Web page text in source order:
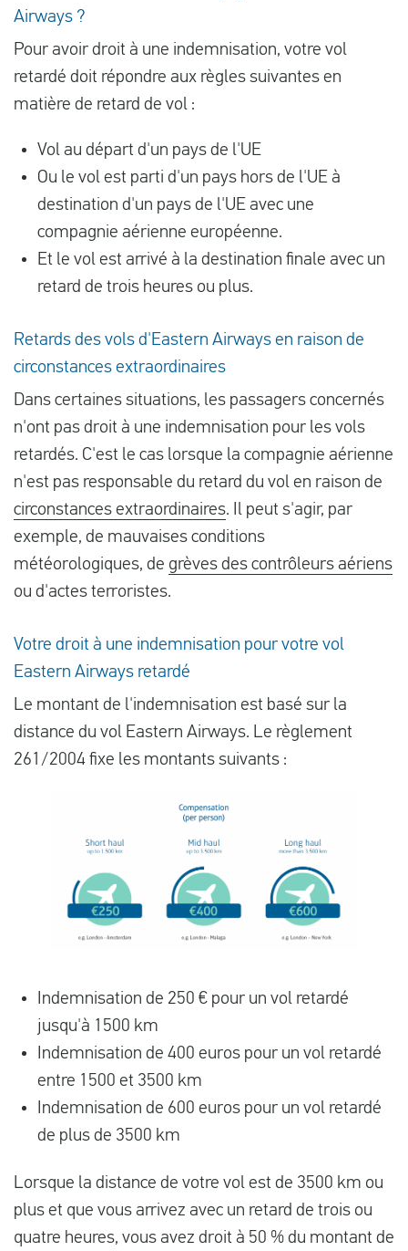
Airways ?
Pour avoir droit à une indemnisation, votre vol
retardé doit répondre aux règles suivantes en
matière de retard de vol :
Vol au départ d'un pays de l'UE
Ou le vol est parti d'un pays hors de l'UE à
destination d'un pays de l'UE avec une
compagnie aérienne européenne.
Et le vol est arrivé à la destination finale avec un
retard de trois heures ou plus.
Retards des vols d'Eastern Airways en raison de
circonstances extraordinaires
Dans certaines situations, les passagers concernés
n'ont pas droit à une indemnisation pour les vols
retardés. C'est le cas lorsque la compagnie aérienne
n'est pas responsable du retard du vol en raison de
circonstances extraordinaires. Il peut s'agir, par
exemple, de mauvaises conditions
météorologiques, de grèves des contrôleurs aériens
ou d'actes terroristes.
Votre droit à une indemnisation pour votre vol
Eastern Airways retardé
Le montant de l'indemnisation est basé sur la
distance du vol Eastern Airways. Le règlement
261/2004 fixe les montants suivants :
Indemnisation de 250 € pour un vol retardé
jusqu'à 1500 km
Indemnisation de 400 euros pour un vol retardé
entre 1500 et 3500 km
Indemnisation de 600 euros pour un vol retardé
de plus de 3500 km
Lorsque la distance de votre vol est de 3500 km ou
plus et que vous arrivez avec un retard de trois ou
quatre heures, vous avez droit à 50 % du montant de